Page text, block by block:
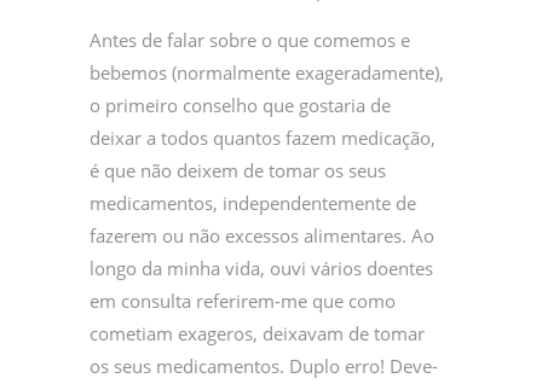
Antes de falar sobre o que comemos e
bebemos (normalmente exageradamente),
o primeiro conselho que gostaria de
deixar a todos quantos fazem medicação,
é que não deixem de tomar os seus
medicamentos, independentemente de
fazerem ou não excessos alimentares. Ao
longo da minha vida, ouvi vários doentes
em consulta referirem-me que como
cometiam exageros, deixavam de tomar
os seus medicamentos. Duplo erro! Deve-